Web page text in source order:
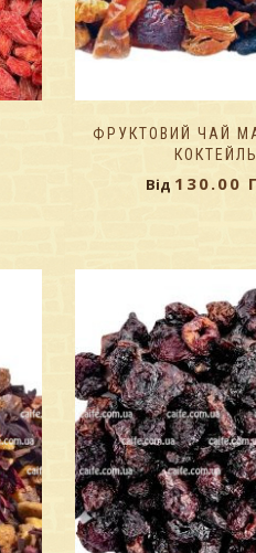
ФРУКТОВИЙ ЧАЙ
КОКТЕЙЛЬ
Від 130.00